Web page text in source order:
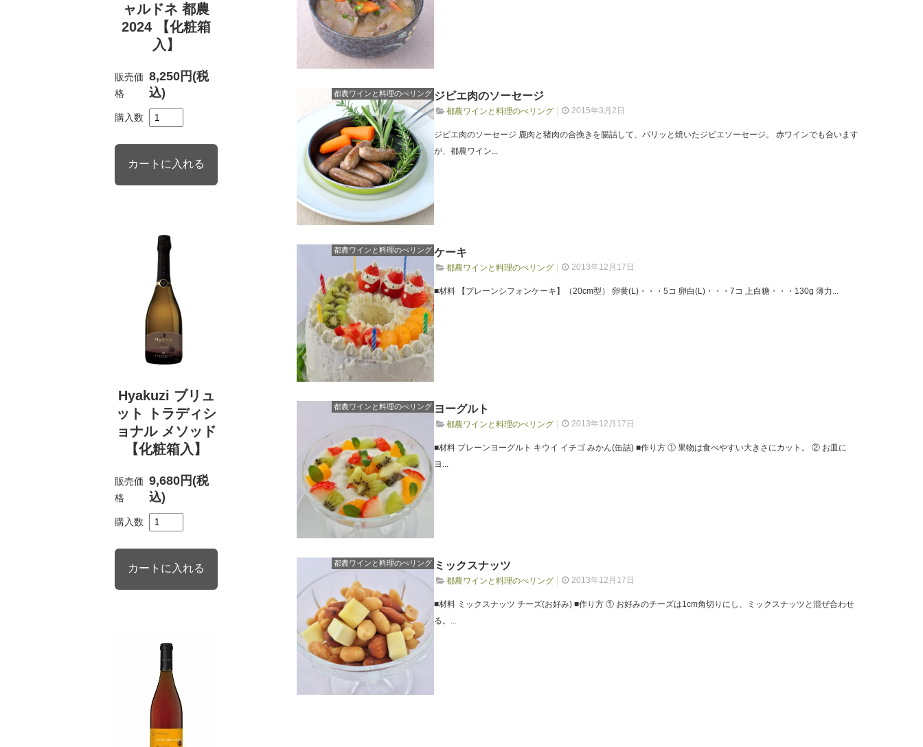
都農ワインと料理のぺリング ジビエ肉のソーセージ
都農ワインと料理のぺリング 2015年3月2日
ジビエ肉のソーセージ 鹿肉と猪肉の合挽きを腸詰して、パリッと焼いたジビエソーセージ。 赤ワインでも合います
が、都農ワイン...
都農ワインと料理のぺリング ケーキ
都農ワインと料理のぺリング 2013年12月17日
■材料 【プレーンシフォンケーキ】（20cm型） 卵黄(L)・・・5コ 卵白(L)・・・7コ 上白糖・・・130g 薄力...
都農ワインと料理のぺリング ヨーグルト
都農ワインと料理のぺリング 2013年12月17日
■材料 プレーンヨーグルト キウイ イチゴ みかん(缶詰) ■作り方 ① 果物は食べやすい大きさにカット。 ② お皿に
ヨ...
都農ワインと料理のぺリング ミックスナッツ
都農ワインと料理のぺリング 2013年12月17日
■材料 ミックスナッツ チーズ(お好み) ■作り方 ① お好みのチーズは1cm角切りにし、ミックスナッツと混ぜ合わせ
る。...
ャルドネ 都農
2024 【化粧箱
入】
販売価
格
8,250円(税
込)
購入数
Hyakuzi ブリュ
ット トラディシ
ョナル メソッド
【化粧箱入】
販売価
格
9,680円(税
込)
購入数